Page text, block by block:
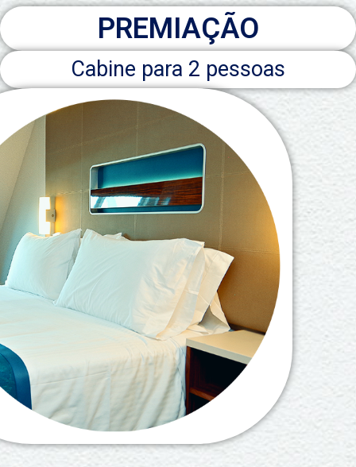
PREMIAÇÃO
Cabine para 2 pessoas